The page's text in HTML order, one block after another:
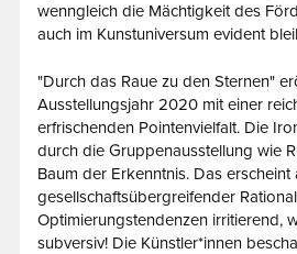
wenngleich die Mächtigkeit des
auch im Kunstuniversum evident
"Durch das Raue zu den Sternen"
Ausstellungsjahr 2020 mit einer
erfrischenden Pointenvielfalt. Die
durch die Gruppenausstellung wie
Baum der Erkenntnis. Das erscheint
gesellschaftsübergreifender
Optimierungstendenzen irritierend,
subversiv! Die Künstler*innen